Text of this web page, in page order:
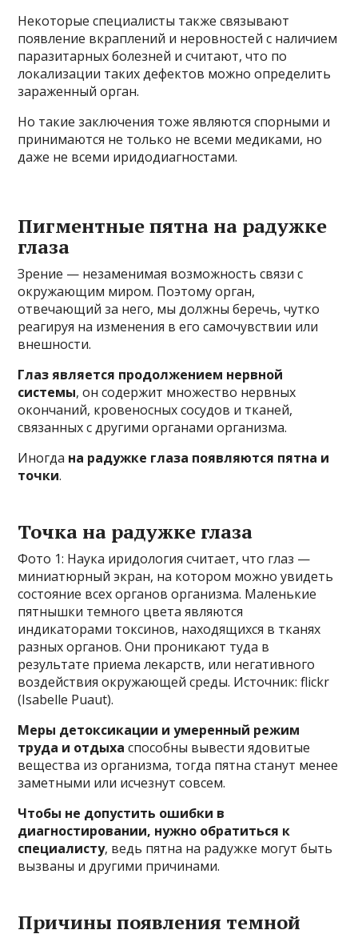
Некоторые специалисты также связывают
появление вкраплений и неровностей с наличием
паразитарных болезней и считают, что по
локализации таких дефектов можно определить
зараженный орган.
Но такие заключения тоже являются спорными и
принимаются не только не всеми медиками, но
даже не всеми иридодиагностами.
Пигментные пятна на радужке
глаза
Зрение — незаменимая возможность связи с
окружающим миром. Поэтому орган,
отвечающий за него, мы должны беречь, чутко
реагируя на изменения в его самочувствии или
внешности.
Глаз является продолжением нервной
системы, он содержит множество нервных
окончаний, кровеносных сосудов и тканей,
связанных с другими органами организма.
Иногда на радужке глаза появляются пятна и
точки.
Точка на радужке глаза
Фото 1: Наука иридология считает, что глаз —
миниатюрный экран, на котором можно увидеть
состояние всех органов организма. Маленькие
пятнышки темного цвета являются
индикаторами токсинов, находящихся в тканях
разных органов. Они проникают туда в
результате приема лекарств, или негативного
воздействия окружающей среды. Источник: flickr
(Isabelle Puaut).
Меры детоксикации и умеренный режим
труда и отдыхаспособны вывести ядовитые
вещества из организма, тогда пятна станут менее
заметными или исчезнут совсем.
Чтобы не допустить ошибки в
диагностировании, нужно обратиться к
специалисту, ведь пятна на радужке могут быть
вызваны и другими причинами.
Причины появления темной